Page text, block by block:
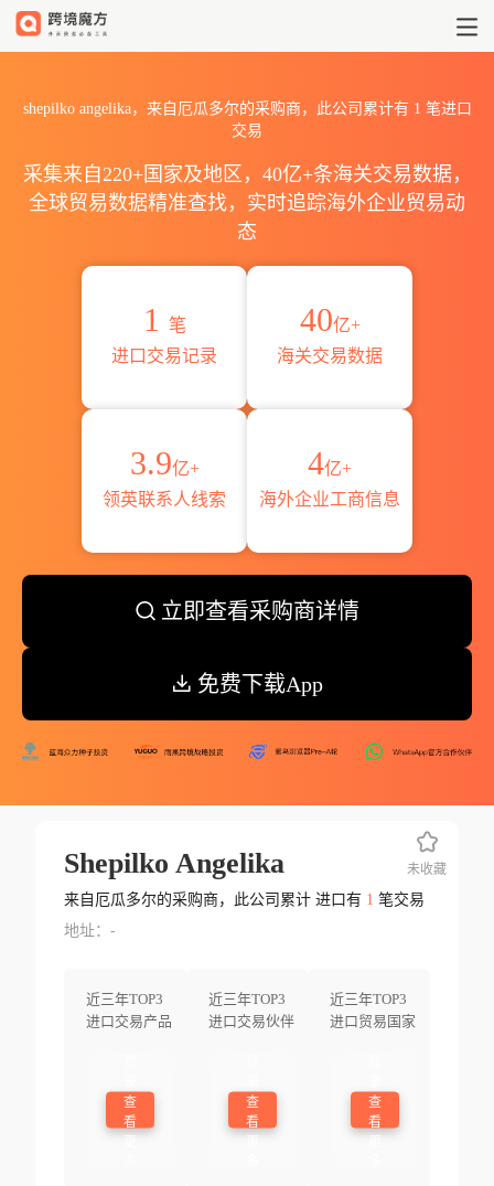
shepilko angelika，来自厄瓜多尔的采购商，此公司累计有 1 笔进口
交易
采集来自220+国家及地区，40亿+条海关交易数据，
全球贸易数据精准查找，实时追踪海外企业贸易动
态
1
笔
进口交易记录
40亿+
海关交易数据
3.9亿+
领英联系人线索
4亿+
海外企业工商信息
立即查看采购商详情
免费下载App
Shepilko Angelika
来自厄瓜多尔的采购商，此公司累计 进口有 1 笔交易
地址：-
近三年TOP3
进口交易产品
查
看
近三年TOP3
进口交易伙伴
查
看
近三年TOP3
进口贸易国家
查
看
未收藏